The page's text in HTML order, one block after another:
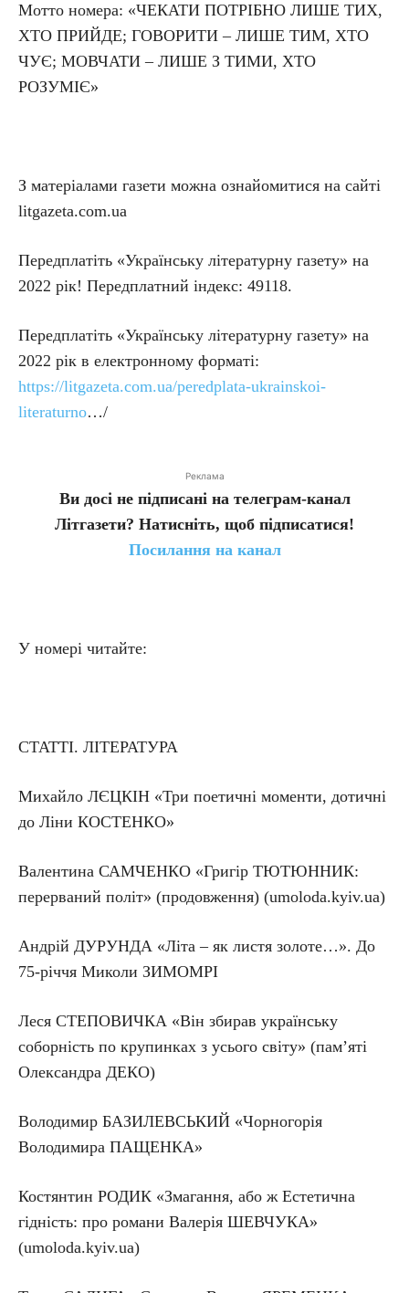
Мотто номера: «ЧЕКАТИ ПОТРІБНО ЛИШЕ ТИХ,
ХТО ПРИЙДЕ; ГОВОРИТИ – ЛИШЕ ТИМ, ХТО
ЧУЄ; МОВЧАТИ – ЛИШЕ З ТИМИ, ХТО
РОЗУМІЄ»
З матеріалами газети можна ознайомитися на сайті
litgazeta.com.ua
Передплатіть «Українську літературну газету» на
2022 рік! Передплатний індекс: 49118.
Передплатіть «Українську літературну газету» на
2022 рік в електронному форматі:
https://litgazeta.com.ua/peredplata-ukrainskoi-
literaturno…/
Реклама
Ви досі не підписані на телеграм-канал
Літгазети? Натисніть, щоб підписатися!
Посилання на канал
У номері читайте:
СТАТТІ. ЛІТЕРАТУРА
Михайло ЛЄЦКІН «Три поетичні моменти, дотичні
до Ліни КОСТЕНКО»
Валентина САМЧЕНКО «Григір ТЮТЮННИК:
перерваний політ» (продовження) (umoloda.kyiv.ua)
Андрій ДУРУНДА «Літа – як листя золоте…». До
75-річчя Миколи ЗИМОМРІ
Леся СТЕПОВИЧКА «Він збирав українську
соборність по крупинках з усього світу» (пам’яті
Олександра ДЕКО)
Володимир БАЗИЛЕВСЬКИЙ «Чорногорія
Володимира ПАЩЕНКА»
Костянтин РОДИК «Змагання, або ж Естетична
гідність: про романи Валерія ШЕВЧУКА»
(umoloda.kyiv.ua)